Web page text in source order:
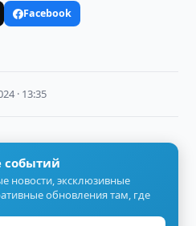
Facebook
· 13:35
событий
новости, эксклюзивные
обновления там, где